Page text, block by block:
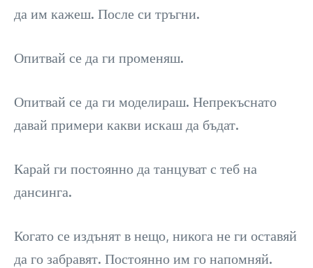
да им кажеш. После си тръгни.
Опитвай се да ги променяш.
Опитвай се да ги моделираш. Непрекъснато
давай примери какви искаш да бъдат.
Карай ги постоянно да танцуват с теб на
дансинга.
Когато се издънят в нещо, никога не ги оставяй
да го забравят. Постоянно им го напомняй.